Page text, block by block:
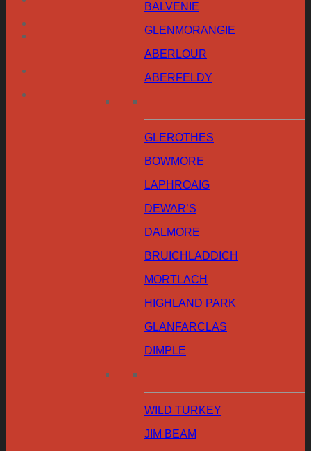
BALVENIE
GLENMORANGIE
ABERLOUR
ABERFELDY
GLEROTHES
BOWMORE
LAPHROAIG
DEWAR’S
DALMORE
BRUICHLADDICH
MORTLACH
HIGHLAND PARK
GLANFARCLAS
DIMPLE
WILD TURKEY
JIM BEAM